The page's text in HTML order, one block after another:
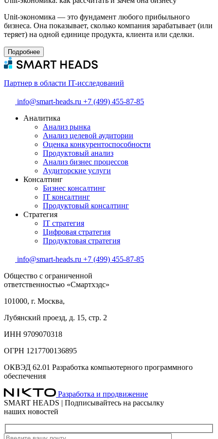
Unit-экономика — это фундамент любого прибыльного
бизнеса. Она показывает, сколько компания зарабатывает (или
теряет) на одной единице продукта, клиента или сделки.
Подробнее
Партнер в области IT-исследований
info@smart-heads.ru +7 (499) 455-87-85
Аналитика
Анализ рынка
Анализ целевой аудитории
Оценка конкурентоспособности
Продуктовый анализ
Анализ бизнес процессов
Аудиторские услуги
Консалтинг
Бизнес консалтинг
IT консалтинг
Продуктовый консалтинг
Стратегия
IT стратегия
Цифровая стратегия
Продуктовая стратегия
info@smart-heads.ru +7 (499) 455-87-85
Общество с ограниченной
ответственностью «Смартхэдс»
101000, г. Москва,
Лубянский проезд, д. 15, стр. 2
ИНН 9709070318
ОГРН 1217700136895
ОКВЭД 62.01 Разработка компьютерного программного
обеспечения
Разработка и продвижение
SMART HEADS | Подписывайтесь на рассылку
наших новостей